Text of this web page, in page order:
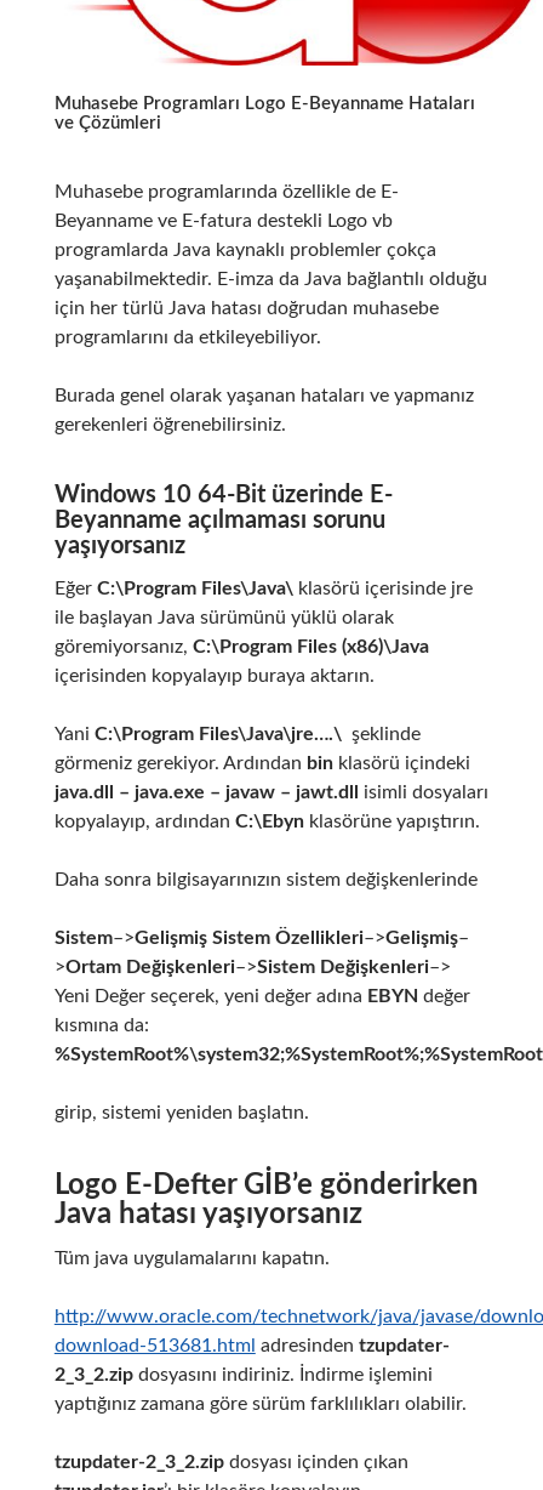
Muhasebe Programları Logo E-Beyanname Hataları
ve Çözümleri
Muhasebe programlarında özellikle de E-
Beyanname ve E-fatura destekli Logo vb
programlarda Java kaynaklı problemler çokça
yaşanabilmektedir. E-imza da Java bağlantılı olduğu
için her türlü Java hatası doğrudan muhasebe
programlarını da etkileyebiliyor.
Burada genel olarak yaşanan hataları ve yapmanız
gerekenleri öğrenebilirsiniz.
Windows 10 64-Bit üzerinde E-
Beyanname açılmaması sorunu
yaşıyorsanız
Eğer C:\Program Files\Java\ klasörü içerisinde jre
ile başlayan Java sürümünü yüklü olarak
göremiyorsanız, C:\Program Files (x86)\Java
içerisinden kopyalayıp buraya aktarın.
Yani C:\Program Files\Java\jre….\ şeklinde
görmeniz gerekiyor. Ardından binklasörü içindeki
java.dll – java.exe – javaw – jawt.dll isimli dosyaları
kopyalayıp, ardından C:\Ebynklasörüne yapıştırın.
Daha sonra bilgisayarınızın sistem değişkenlerinde
Sistem–>Gelişmiş Sistem Özellikleri–>Gelişmiş–
>Ortam Değişkenleri–>Sistem Değişkenleri–>
Yeni Değer seçerek, yeni değer adına EBYN değer
kısmına da:
girip, sistemi yeniden başlatın.
Logo E-Defter GİB’e gönderirken
Java hatası yaşıyorsanız
Tüm java uygulamalarını kapatın.
http://www.oracle.com/technetwork/java/javase/
download-513681.html adresinden tzupdater-
2_3_2.zipdosyasını indiriniz. İndirme işlemini
yaptığınız zamana göre sürüm farklılıkları olabilir.
tzupdater-2_3_2.zipdosyası içinden çıkan